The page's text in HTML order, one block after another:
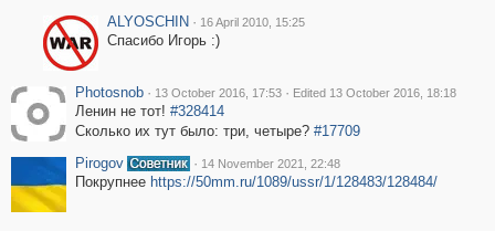
ALYOSCHIN · 16 April 2010, 15:25
Спасибо Игорь :)
Photosnob · 13 October 2016, 17:53 · Edited 13 October 2016, 18:18
Ленин не тот! #328414
Сколько их тут было: три, четыре? #17709
Pirogov
· 14 November 2021, 22:48
Покрупнее https://50mm.ru/1089/ussr/1/128483/128484/